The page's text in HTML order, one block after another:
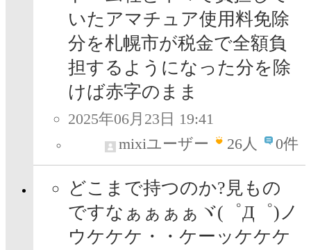
いたアマチュア使用料免除
分を札幌市が税金で全額負
担するようになった分を除
けば赤字のまま
2025年06月23日 19:41
mixiユーザー
26人 0件
どこまで持つのか?見もの
ですなぁぁぁぁヾ(゜Д゜)ノ
ウケケケ・・ケーッケケケ